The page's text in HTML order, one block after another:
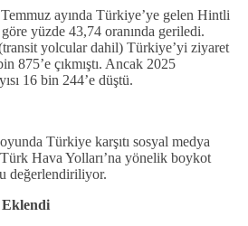
ayında Türkiye’ye gelen Hintli
yüzde 43,74 oranında geriledi.
yolcular dahil) Türkiye’yi ziyaret
875’e çıkmıştı. Ancak 2025
16 bin 244’e düştü.
Türkiye karşıtı sosyal medya
Türk Hava Yolları’na yönelik boykot
değerlendiriliyor.
Eklendi